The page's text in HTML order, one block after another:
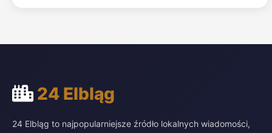
24 Elbląg
24 Elbląg to najpopularniejsze źródło lokalnych wiadomości,